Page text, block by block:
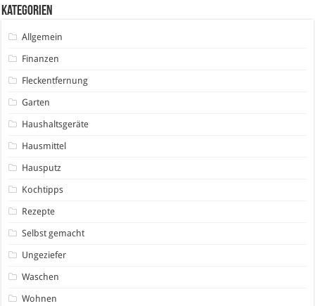
Kategorien
Allgemein
Finanzen
Fleckentfernung
Garten
Haushaltsgeräte
Hausmittel
Hausputz
Kochtipps
Rezepte
Selbst gemacht
Ungeziefer
Waschen
Wohnen